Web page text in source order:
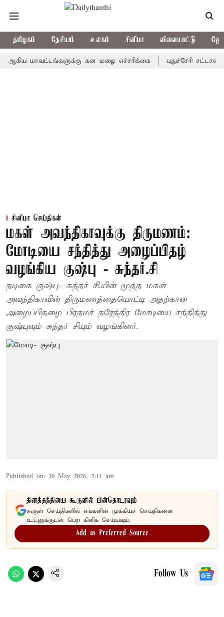
தமிழகம் தேசியம் உலகம் சினிமா விளையாட்டு
மாவட்டங்களுக்கு கன மழை எச்சரிக்கை புதுச்சேரி
சினிமா செய்திகள்
மகள் அவந்திகாவுக்கு திருமணம்:
மோடியை சந்தித்து அழைப்பிதழ்
வழங்கிய குஷ்பு - சுந்தர்.சி
நடிகை குஷ்பு- சுந்தர் சி.யின் மூத்த மகள்
அவந்திகாவின் திருமணத்தையொட்டி அதற்கான
அழைப்பிதழை பிரதமர் நரேந்திர மோடியை சந்தித்து
குஷ்புவும் சுந்தர் சியும் வழங்கினர்.
Published on: 30 May 2026, 2:11 am
தினத்தந்தியை கூகுளில் பின்தொடரவும்
கூகுள் செய்திகளில் எங்களின் முக்கியச் செய்திகளை
உடனுக்குடன் பெற கிளிக் செய்யவும்.
Add as Preferred Source
Follow Us